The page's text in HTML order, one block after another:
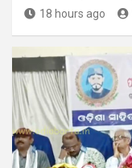
18 hours ago